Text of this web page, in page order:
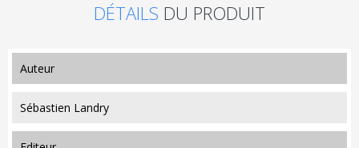
DÉTAILS DU PRODUIT
auteur
Sébastien Landry